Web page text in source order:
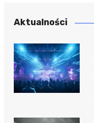
Aktualności